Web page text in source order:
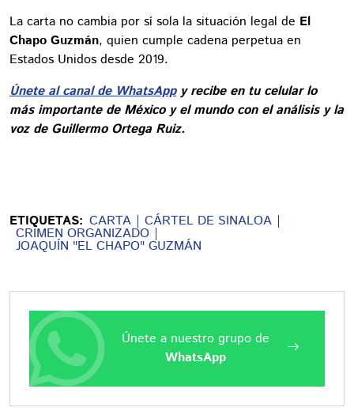
La carta no cambia por sí sola la situación legal de El
Chapo Guzmán, quien cumple cadena perpetua en
Estados Unidos desde 2019.
Únete al canal de WhatsAppy recibe en tu celular lo
más importante de México y el mundo con el análisis y la
voz de Guillermo Ortega Ruiz.
ETIQUETAS: CARTA CÁRTEL DE SINALOA
CRIMEN ORGANIZADO
JOAQUÍN "EL CHAPO" GUZMÁN
Únete a nuestro grupo de
WhatsApp